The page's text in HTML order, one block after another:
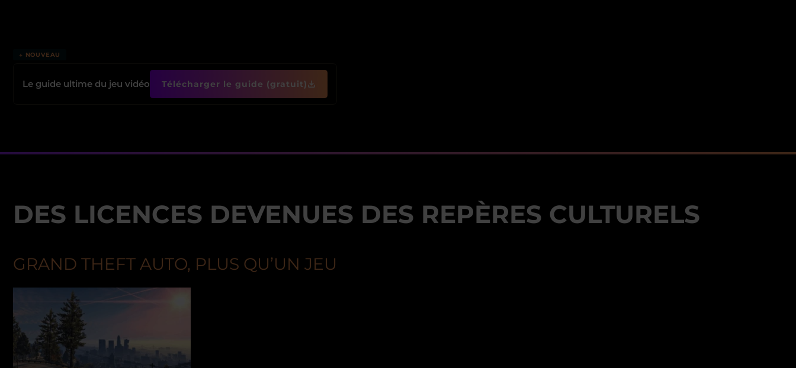
↓ NOUVEAU
Le guide ultime du jeu vidéo Télécharger le guide (gratuit)
DES LICENCES DEVENUES DES REPÈRES CULTURELS
GRAND THEFT AUTO, PLUS QU’UN JEU